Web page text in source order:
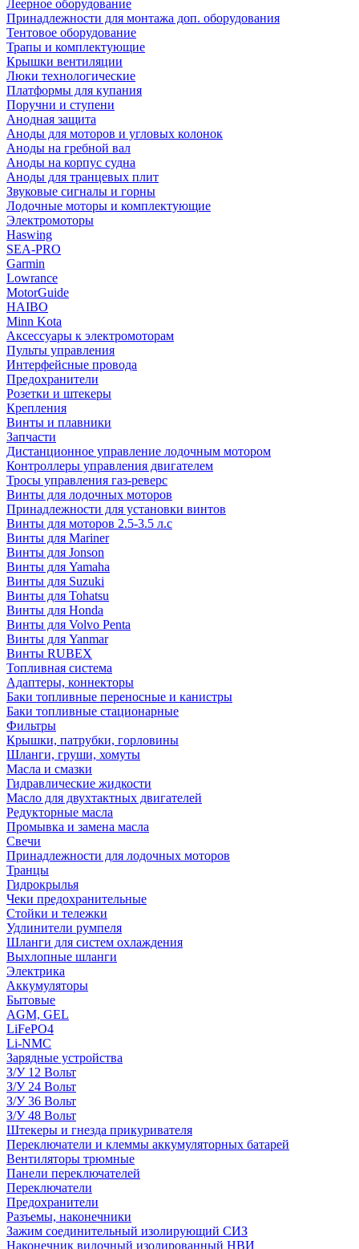
Леерное оборудование
Принадлежности для монтажа доп. оборудования
Тентовое оборудование
Трапы и комплектующие
Крышки вентиляции
Люки технологические
Платформы для купания
Поручни и ступени
Анодная защита
Аноды для моторов и угловых колонок
Аноды на гребной вал
Аноды на корпус судна
Аноды для транцевых плит
Звуковые сигналы и горны
Лодочные моторы и комплектующие
Электромоторы
Haswing
SEA-PRO
Garmin
Lowrance
MotorGuide
HAIBO
Minn Kota
Аксессуары к электромоторам
Пульты управления
Интерфейсные провода
Предохранители
Розетки и штекеры
Крепления
Винты и плавники
Запчасти
Дистанционное управление лодочным мотором
Контроллеры управления двигателем
Тросы управления газ-реверс
Винты для лодочных моторов
Принадлежности для установки винтов
Винты для моторов 2.5-3.5 л.с
Винты для Mariner
Винты для Jonson
Винты для Yamaha
Винты для Suzuki
Винты для Tohatsu
Винты для Honda
Винты для Volvo Penta
Винты для Yanmar
Винты RUBEX
Топливная система
Адаптеры, коннекторы
Баки топливные переносные и канистры
Баки топливные стационарные
Фильтры
Крышки, патрубки, горловины
Шланги, груши, хомуты
Масла и смазки
Гидравлические жидкости
Масло для двухтактных двигателей
Редукторные масла
Промывка и замена масла
Свечи
Принадлежности для лодочных моторов
Транцы
Гидрокрылья
Чеки предохранительные
Стойки и тележки
Удлинители румпеля
Шланги для систем охлаждения
Выхлопные шланги
Электрика
Аккумуляторы
Бытовые
AGM, GEL
LiFePO4
Li-NMC
Зарядные устройства
З/У 12 Вольт
З/У 24 Вольт
З/У 36 Вольт
З/У 48 Вольт
Штекеры и гнезда прикуривателя
Переключатели и клеммы аккумуляторных батарей
Вентиляторы трюмные
Панели переключателей
Переключатели
Предохранители
Разъемы, наконечники
Зажим соединительный изолирующий СИЗ
Наконечник вилочный изолированный НВИ